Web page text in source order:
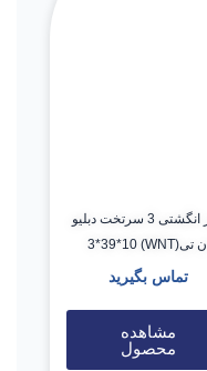
فرز انگشتی 3 سرتخت دبلیو
ان تی(WNT) 3*39*10
تماس بگیرید
مشاهده
محصول